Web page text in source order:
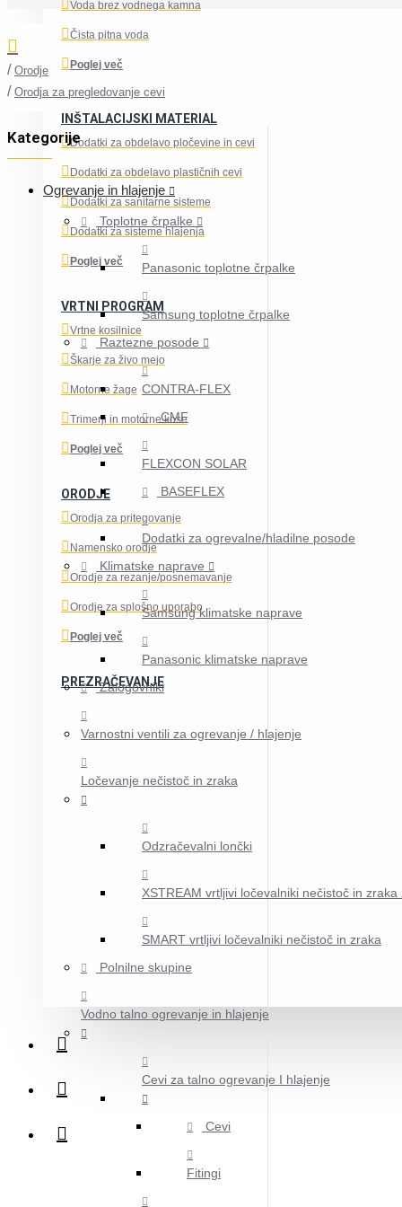
Voda brez vodnega kamna
Čista pitna voda
Poglej več
INŠTALACIJSKI MATERIAL
Dodatki za obdelavo pločevine in cevi
Dodatki za obdelavo plastičnih cevi
Dodatki za sanitarne sisteme
Dodatki za sisteme hlajenja
Poglej več
VRTNI PROGRAM
Vrtne kosilnice
Škarje za živo mejo
Motorne žage
Trimerji in motorne kose
Poglej več
ORODJE
Orodja za pritegovanje
Namensko orodje
Orodje za rezanje/posnemavanje
Orodje za splošno uporabo
Poglej več
PREZRAČEVANJE
Orodje
Orodja za pregledovanje cevi
Kategorije
Ogrevanje in hlajenje
Toplotne črpalke
Panasonic toplotne črpalke
Samsung toplotne črpalke
Raztezne posode
CONTRA-FLEX
CMF
FLEXCON SOLAR
BASEFLEX
Dodatki za ogrevalne/hladilne posode
Klimatske naprave
Samsung klimatske naprave
Panasonic klimatske naprave
Zalogovniki
Varnostni ventili za ogrevanje / hlajenje
Ločevanje nečistoč in zraka
Odzračevalni lončki
XSTREAM vrtljivi ločevalniki nečistoč in zraka
SMART vrtljivi ločevalniki nečistoč in zraka
Polnilne skupine
Vodno talno ogrevanje in hlajenje
Cevi za talno ogrevanje I hlajenje
Cevi
Fitingi